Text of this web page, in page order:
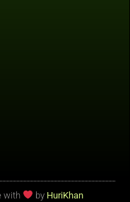
with by HuriKhan